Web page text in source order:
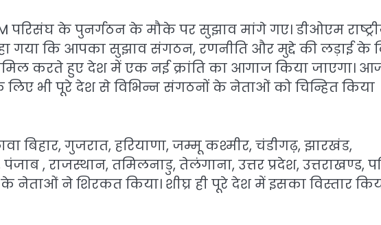
परिसंघ के पुनर्गठन के मौके पर सुझाव मांगे गए। डीओएम
गया कि आपका सुझाव संगठन, रणनीति और मुद्दे की लड़ाई के
करते हुए देश में एक नई क्रांति का आगाज किया जाएगा।
के लिए भी पूरे देश से विभिन्न संगठनों के नेताओं को चिन्हित किया
गुजरात, हरियाणा, जम्मू कश्मीर, चंडीगढ़, झारखंड,
पंजाब , राजस्थान, तमिलनाडु, तेलंगाना, उत्तर प्रदेश, उत्तराखण्ड,
नेताओं ने शिरकत किया। शीघ्र ही पूरे देश में इसका विस्तार